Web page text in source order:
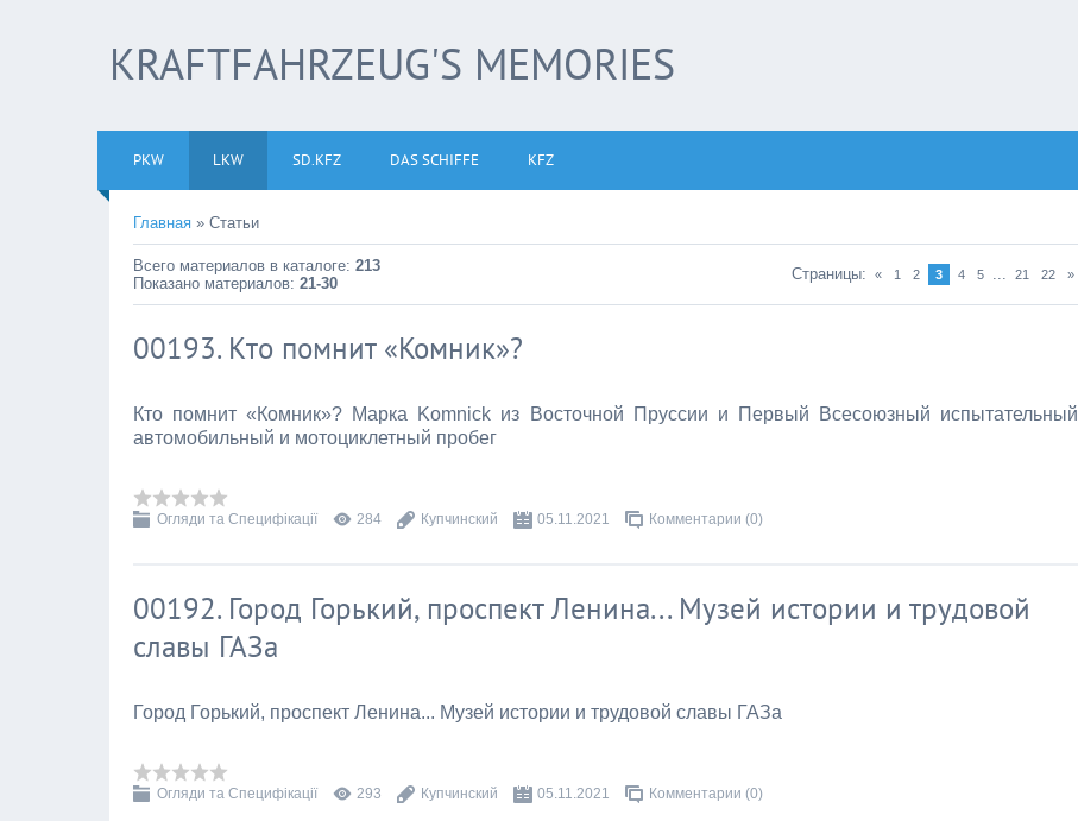
KRAFTFAHRZEUG'S MEMORIES
PKW LKW SD.KFZ DAS SCHIFFE KFZ
Главная » Статьи
Всего материалов в каталоге: 213
Показано материалов: 21-30
Страницы: « 1 2 3 4 5 ... 21 22 »
00193. Кто помнит «Комник»?
Кто помнит «Комник»? Марка Komnick из Восточной Пруссии и Первый Всесоюзный испытательный
автомобильный и мотоциклетный пробег
Огляди та Специфікації 284 Купчинский 05.11.2021 Комментарии (0)
00192. Город Горький, проспект Ленина... Музей истории и трудовой
славы ГАЗа
Город Горький, проспект Ленина... Музей истории и трудовой славы ГАЗа
Огляди та Специфікації 293 Купчинский 05.11.2021 Комментарии (0)